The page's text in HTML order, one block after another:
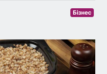
Бізнес